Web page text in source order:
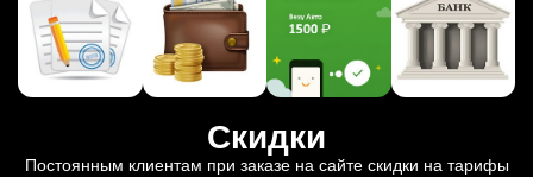
Скидки
Постоянным клиентам при заказе на сайте скидки на тарифы